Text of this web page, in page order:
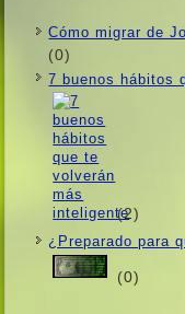
Cómo migrar de
(0)
7 buenos hábitos
(2)
¿Preparado para
(0)